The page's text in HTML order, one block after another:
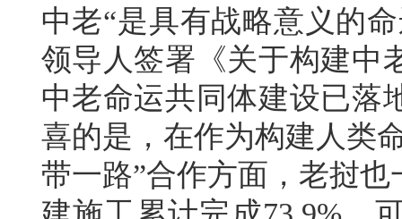
中老“是具有战略意义的
领导人签署《关于构建中
中老命运共同体建设已落
喜的是，在作为构建人类
带一路”合作方面，老挝